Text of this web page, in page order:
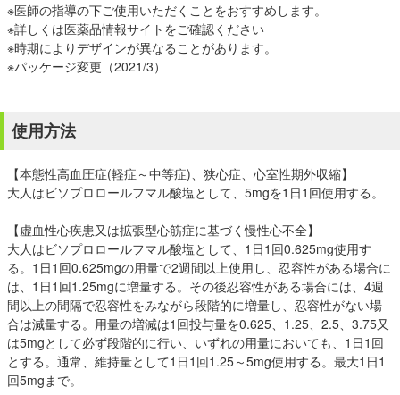
※医師の指導の下ご使用いただくことをおすすめします。
※詳しくは医薬品情報サイトをご確認ください
※時期によりデザインが異なることがあります。
※パッケージ変更（2021/3）
使用方法
【本態性高血圧症(軽症～中等症)、狭心症、心室性期外収縮】
大人はビソプロロールフマル酸塩として、5mgを1日1回使用する。
【虚血性心疾患又は拡張型心筋症に基づく慢性心不全】
大人はビソプロロールフマル酸塩として、1日1回0.625mg使用す
る。1日1回0.625mgの用量で2週間以上使用し、忍容性がある場合に
は、1日1回1.25mgに増量する。その後忍容性がある場合には、4週
間以上の間隔で忍容性をみながら段階的に増量し、忍容性がない場
合は減量する。用量の増減は1回投与量を0.625、1.25、2.5、3.75又
は5mgとして必ず段階的に行い、いずれの用量においても、1日1回
とする。通常、維持量として1日1回1.25～5mg使用する。最大1日1
回5mgまで。